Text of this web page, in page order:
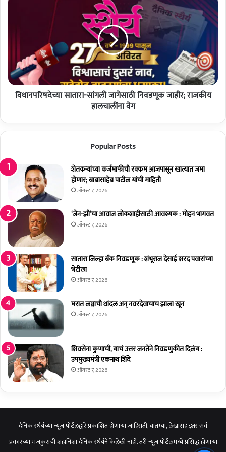
पा
टी
च्या
सा
सां
जा
गे
सा
व
ड
क
जा
ही
;
रा
ज
की
य
हा
ल
चा
लीं
ना
वे
विधानपरिषदेच्या सातारा-सांगली जागेसाठी निवडणूक जाहीर; राजकीय
हालचालींना वेग
Popular Posts
शेतकर्‍यांच्या कर्जमाफीची रक्कम आजपासून खात्यात जमा
होणार; बाबासाहेब पाटील यांची माहिती
ऑगस्ट 7, 2026
‘जेन-झी’चा आवाज लोकशाहीसाठी आवश्यक : मोहन भागवत
ऑगस्ट 7, 2026
सातारा जिल्हा बँक निवडणूक : शंभूराज देसाई शरद पवारांच्या
भेटीला
ऑगस्ट 7, 2026
घरात लग्नाची धांदल अन् नवरदेवाचाच झाला खून
ऑगस्ट 7, 2026
शिवसेना कुणाची, याचं उत्तर जनतेने निवडणुकीत दिलंय :
उपमुख्यमंत्री एकनाथ शिंदे
ऑगस्ट 7, 2026
दैनिक स्थैर्यच्या न्यूज पोर्टलद्वारे प्रकाशित होणाऱ्या जाहिराती, बातम्या, लेखांसह इतर सर्व
प्रकारच्या मजकुराची शहानिशा दैनिक स्थैर्यने केलेली नाही. तरी न्यूज पोर्टलमध्ये प्रसिद्ध होणाऱ्या